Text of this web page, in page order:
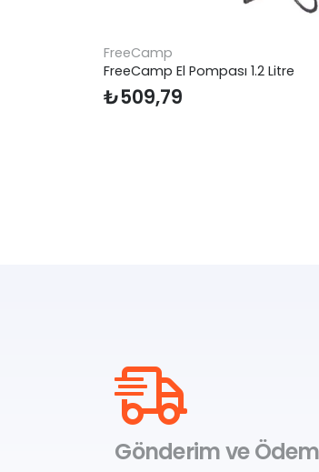
Pinnacle
Pinnacle Eskimo Buzluk 4.5 Litre
₺1.054,77
Gönderim ve